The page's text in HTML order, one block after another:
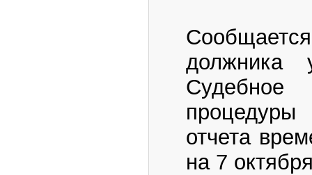
должника
отчета
на 7